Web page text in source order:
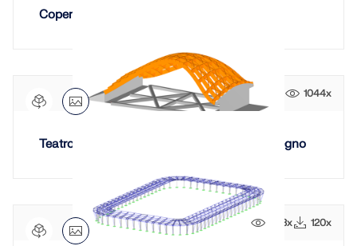
Copertura in legno dell’autorimessa
1044x
Teatro all’aperto a Bytom con copertura in legno
1213x 120x